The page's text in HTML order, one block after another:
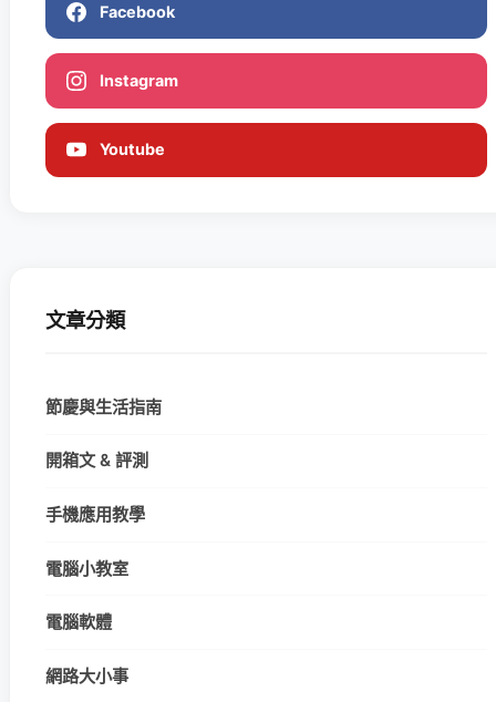
Facebook
Instagram
Youtube
文章分類
節慶與生活指南
開箱文 & 評測
手機應用教學
電腦小教室
電腦軟體
網路大小事